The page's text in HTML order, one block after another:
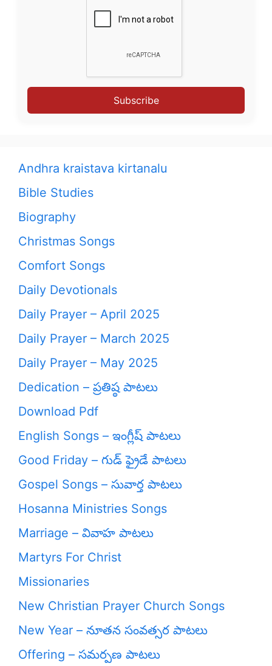
Subscribe
Andhra kraistava kirtanalu
Bible Studies
Biography
Christmas Songs
Comfort Songs
Daily Devotionals
Daily Prayer – April 2025
Daily Prayer – March 2025
Daily Prayer – May 2025
Dedication – ప్రతిష్ఠ పాటలు
Download Pdf
English Songs – ఇంగ్లీష్ పాటలు
Good Friday – గుడ్ ఫ్రైడే పాటలు
Gospel Songs – సువార్త పాటలు
Hosanna Ministries Songs
Marriage – వివాహ పాటలు
Martyrs For Christ
Missionaries
New Christian Prayer Church Songs
New Year – నూతన సంవత్సర పాటలు
Offering – సమర్పణ పాటలు